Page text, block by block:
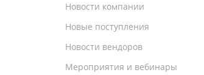
Новости компании
Новые поступления
Новости вендоров
Мероприятия и вебинары